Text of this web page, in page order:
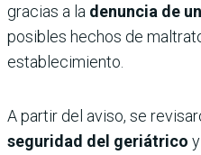
gracias a la denuncia de
posibles hechos de
establecimiento.
A partir del aviso, se
seguridad del geriátrico